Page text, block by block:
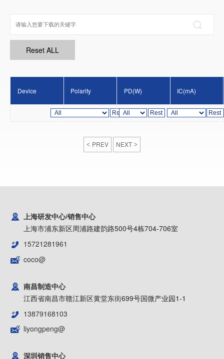
Device Polarity PD(W) IC(mA)
PREV NEXT
上海研发中心/销售中心
上海市浦东新区周浦路建韵路500号4栋704-706室
15721281961
coco@
南昌制造中心
江西省南昌市赣江新区黄堂东街699号国微产业园1-1
13879168103
liyongpeng@
深圳销售中心